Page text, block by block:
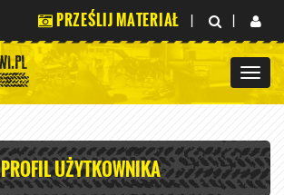
PRZEŚLIJ MATERIAŁ | |
PROFIL UŻYTKOWNIKA